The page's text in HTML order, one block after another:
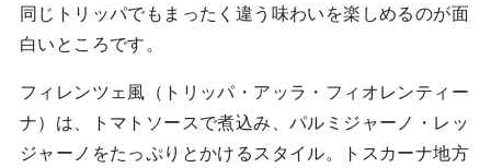
同じトリッパでもまったく違う味わいを楽しめるのが面
白いところです。
フィレンツェ風（トリッパ・アッラ・フィオレンティー
ナ）は、トマトソースで煮込み、パルミジャーノ・レッ
ジャーノをたっぷりとかけるスタイル。トスカーナ地方